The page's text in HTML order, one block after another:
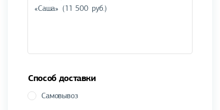
Способ доставки
Самовывоз